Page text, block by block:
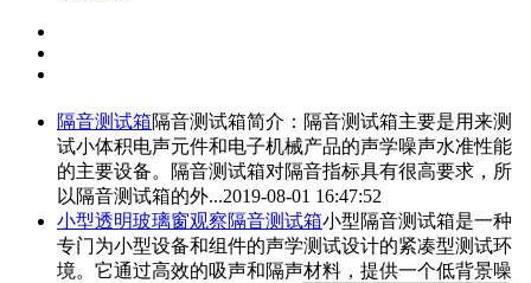
隔音测试箱隔音测试箱简介： 隔音测试箱主要是用来测
试小体积电声元件和电子机械产品的声学噪声水准性能
的主要设备。
隔音测试箱对隔音指标具有很高要求，所
以 隔音测试箱的外...2019-08-01 16:47:52
小型透明玻璃窗观察隔音测试箱小型隔音测试箱是一种
专门为小型设备和组件的声学测试设计的紧凑型测试环
境。它通过高效的吸声和隔声材料，提供一个低背景噪